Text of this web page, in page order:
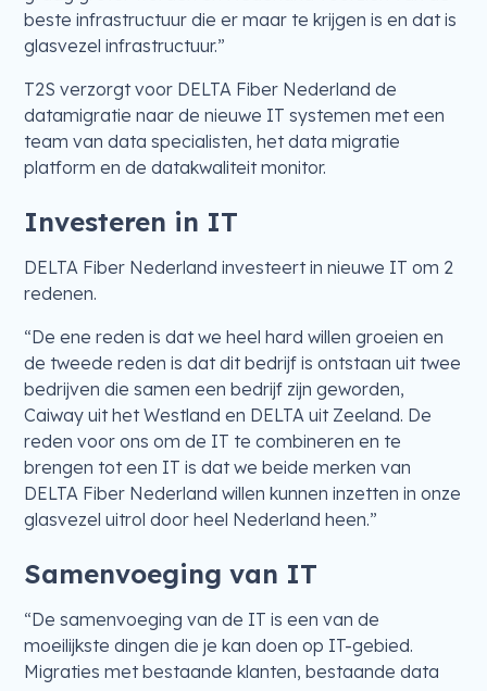
beste infrastructuur die er maar te krijgen is en dat is
glasvezel infrastructuur.”
T2S verzorgt voor DELTA Fiber Nederland de
datamigratie naar de nieuwe IT systemen met een
team van data specialisten, het data migratie
platform en de datakwaliteit monitor.
Investeren in IT
DELTA Fiber Nederland investeert in nieuwe IT om 2
redenen.
“De ene reden is dat we heel hard willen groeien en
de tweede reden is dat dit bedrijf is ontstaan uit twee
bedrijven die samen een bedrijf zijn geworden,
Caiway uit het Westland en DELTA uit Zeeland. De
reden voor ons om de IT te combineren en te
brengen tot een IT is dat we beide merken van
DELTA Fiber Nederland willen kunnen inzetten in onze
glasvezel uitrol door heel Nederland heen.”
Samenvoeging van IT
“De samenvoeging van de IT is een van de
moeilijkste dingen die je kan doen op IT-gebied.
Migraties met bestaande klanten, bestaande data